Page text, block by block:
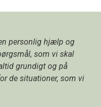
personlig hjælp og
som vi skal
grundigt og på
de situationer, som vi